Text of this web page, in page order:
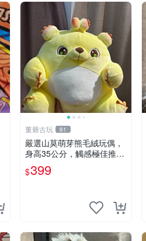
董爺古玩 61
嚴選山莫萌芽熊毛絨玩偶，
身高35公分，觸感極佳推薦
收藏 萌芽熊 毛絨玩偶 串珠
玩偶
$399